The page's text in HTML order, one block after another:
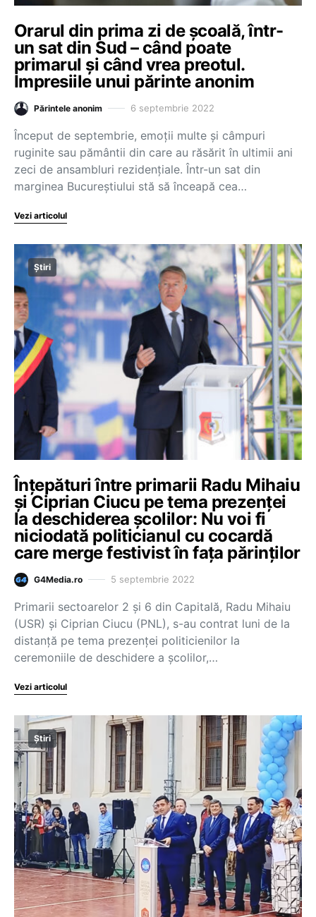
Orarul din prima zi de școală, într-
un sat din Sud – când poate
primarul și când vrea preotul.
Impresiile unui părinte anonim
Părintele anonim 6 septembrie 2022
Început de septembrie, emoții multe și câmpuri
ruginite sau pământii din care au răsărit în ultimii ani
zeci de ansambluri rezidențiale. Într-un sat din
marginea Bucureștiului stă să înceapă cea…
Vezi articolul
Știri
Înțepături între primarii Radu Mihaiu
și Ciprian Ciucu pe tema prezenței
la deschiderea școlilor: Nu voi fi
niciodată politicianul cu cocardă
care merge festivist în fața părinților
G4Media.ro 5 septembrie 2022
Primarii sectoarelor 2 și 6 din Capitală, Radu Mihaiu
(USR) și Ciprian Ciucu (PNL), s-au contrat luni de la
distanță pe tema prezenței politicienilor la
ceremoniile de deschidere a școlilor,…
Vezi articolul
Știri